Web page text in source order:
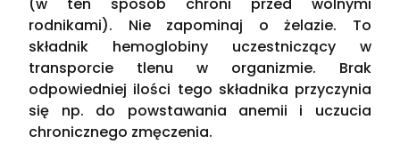
(w ten sposób chroni przed wolnymi
rodnikami). Nie zapominaj o żelazie. To
składnik hemoglobiny uczestniczący w
transporcie tlenu w organizmie. Brak
odpowiedniej ilości tego składnika przyczynia
się np. do powstawania anemii i uczucia
chronicznego zmęczenia.